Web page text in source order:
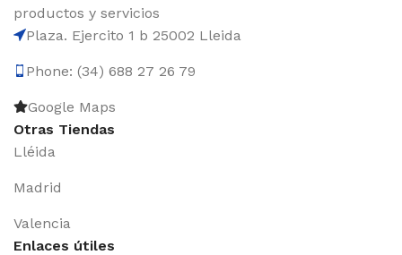
productos y servicios
Plaza. Ejercito 1 b 25002 Lleida
Phone: (34) 688 27 26 79
Google Maps
Otras Tiendas
Lléida
Madrid
Valencia
Enlaces útiles